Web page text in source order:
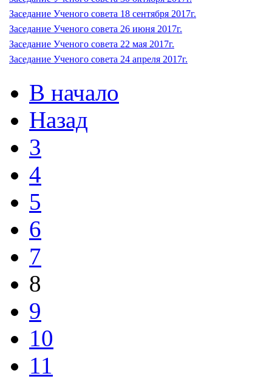
Заседание Ученого совета 18 сентября 2017г.
Заседание Ученого совета 26 июня 2017г.
Заседание Ученого совета 22 мая 2017г.
Заседание Ученого совета 24 апреля 2017г.
В начало
Назад
3
4
5
6
7
8
9
10
11